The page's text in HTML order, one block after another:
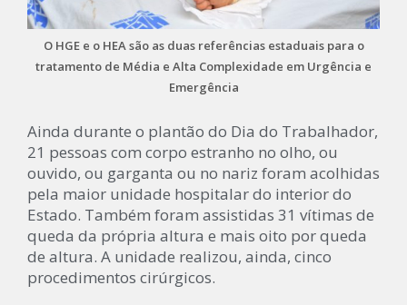
O HGE e o HEA são as duas referências estaduais para o
tratamento de Média e Alta Complexidade em Urgência e
Emergência
Ainda durante o plantão do Dia do Trabalhador,
21 pessoas com corpo estranho no olho, ou
ouvido, ou garganta ou no nariz foram acolhidas
pela maior unidade hospitalar do interior do
Estado. Também foram assistidas 31 vítimas de
queda da própria altura e mais oito por queda
de altura. A unidade realizou, ainda, cinco
procedimentos cirúrgicos.